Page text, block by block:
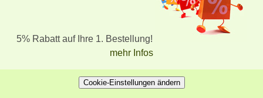
5% Rabatt auf Ihre 1. Bestellung!
mehr Infos
Cookie-Einstellungen ändern